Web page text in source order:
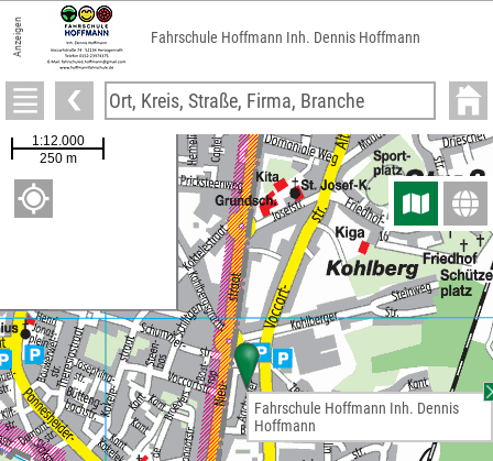
Anzeigen Fahrschule Hoffmann Inh. Dennis Hoffmann
Fahrschule Hoffmann Inh. Dennis
Hoffmann